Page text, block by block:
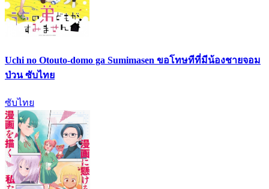
Uchi no Otouto-domo ga Sumimasen ขอโทษทีที่มีน้องชายจอม
ป่วน ซับไทย
ซับไทย